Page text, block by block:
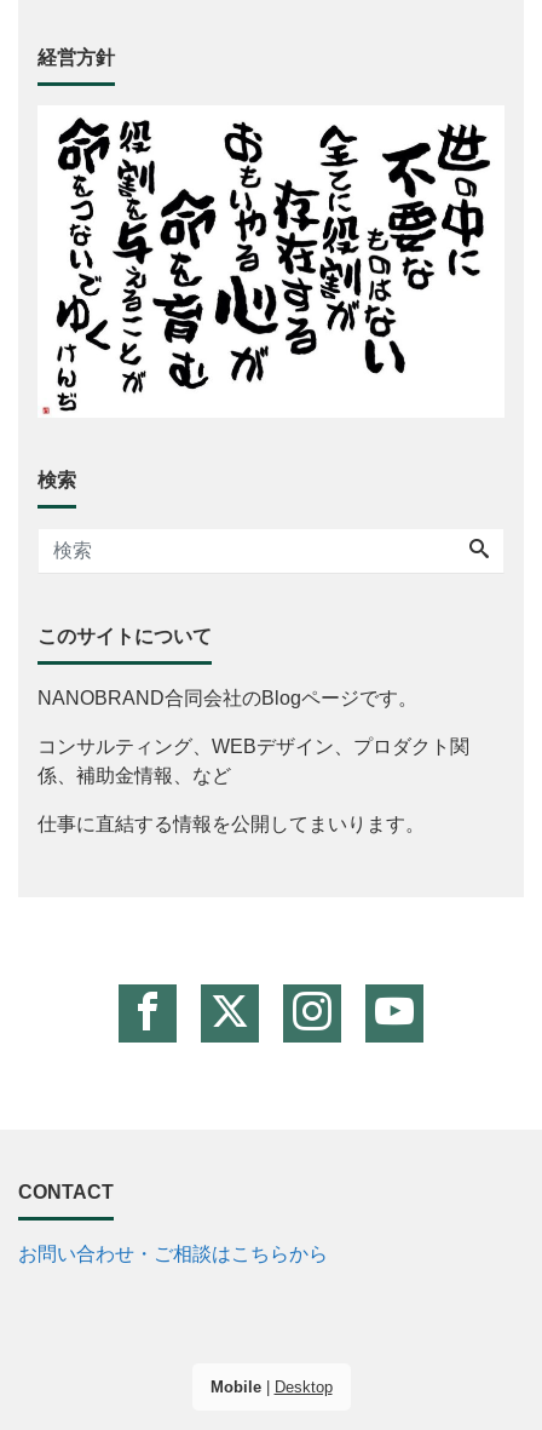
経営方針
検索
このサイトについて
NANOBRAND合同会社のBlogページです。
コンサルティング、WEBデザイン、プロダクト関
係、補助金情報、など
仕事に直結する情報を公開してまいります。
CONTACT
お問い合わせ・ご相談はこちらから
Mobile| Desktop